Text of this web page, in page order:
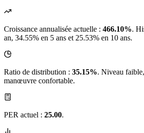
Croissance annualisée actuelle : 466.10%.
an, 34.55% en 5 ans et 25.53% en 10 ans.
Ratio de distribution : 35.15%. Niveau
manœuvre confortable.
PER actuel : 25.00.